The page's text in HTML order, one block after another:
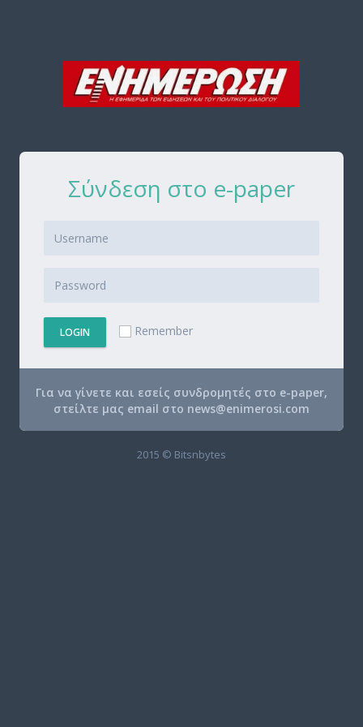
Σύνδεση στο e-paper
LOGIN Remember
Για να γίνετε και εσείς συνδρομητές στο e-paper,
στείλτε μας email στο news@enimerosi.com
2015 © Bitsnbytes